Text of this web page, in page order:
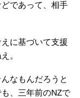
であって、相手
に基づいて支援
。
なもんだろうと
、三年前のNZで